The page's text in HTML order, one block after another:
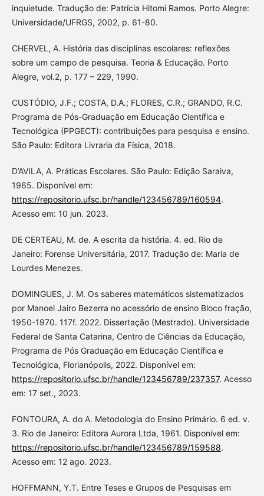
inquietude. Tradução de: Patrícia Hitomi Ramos. Porto Alegre:
Universidade/UFRGS, 2002, p. 61-80.
CHERVEL, A. História das disciplinas escolares: reflexões
sobre um campo de pesquisa. Teoria & Educação. Porto
Alegre, vol.2, p. 177 – 229, 1990.
CUSTÓDIO, J.F.; COSTA, D.A.; FLORES, C.R.; GRANDO, R.C.
Programa de Pós-Graduação em Educação Científica e
Tecnológica (PPGECT): contribuições para pesquisa e ensino.
São Paulo: Editora Livraria da Física, 2018.
D’AVILA, A. Práticas Escolares. São Paulo: Edição Saraiva,
1965. Disponível em:
https://repositorio.ufsc.br/handle/123456789/160594.
Acesso em: 10 jun. 2023.
DE CERTEAU, M. de. A escrita da história. 4. ed. Rio de
Janeiro: Forense Universitária, 2017. Tradução de: Maria de
Lourdes Menezes.
DOMINGUES, J. M. Os saberes matemáticos sistematizados
por Manoel Jairo Bezerra no acessório de ensino Bloco fração,
1950-1970. 117f. 2022. Dissertação (Mestrado). Universidade
Federal de Santa Catarina, Centro de Ciências da Educação,
Programa de Pós Graduação em Educação Científica e
Tecnológica, Florianópolis, 2022. Disponível em:
https://repositorio.ufsc.br/handle/123456789/237357. Acesso
em: 17 set., 2023.
FONTOURA, A. do A. Metodologia do Ensino Primário. 6 ed. v.
3. Rio de Janeiro: Editora Aurora Ltda, 1961. Disponível em:
https://repositorio.ufsc.br/handle/123456789/159588.
Acesso em: 12 ago. 2023.
HOFFMANN, Y.T. Entre Teses e Grupos de Pesquisas em